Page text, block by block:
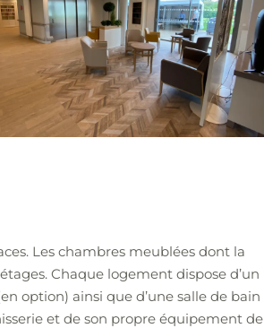
Les chambres meublées dont la
Chaque logement dispose d’un
option) ainsi que d’une salle de bain
et de son propre équipement de